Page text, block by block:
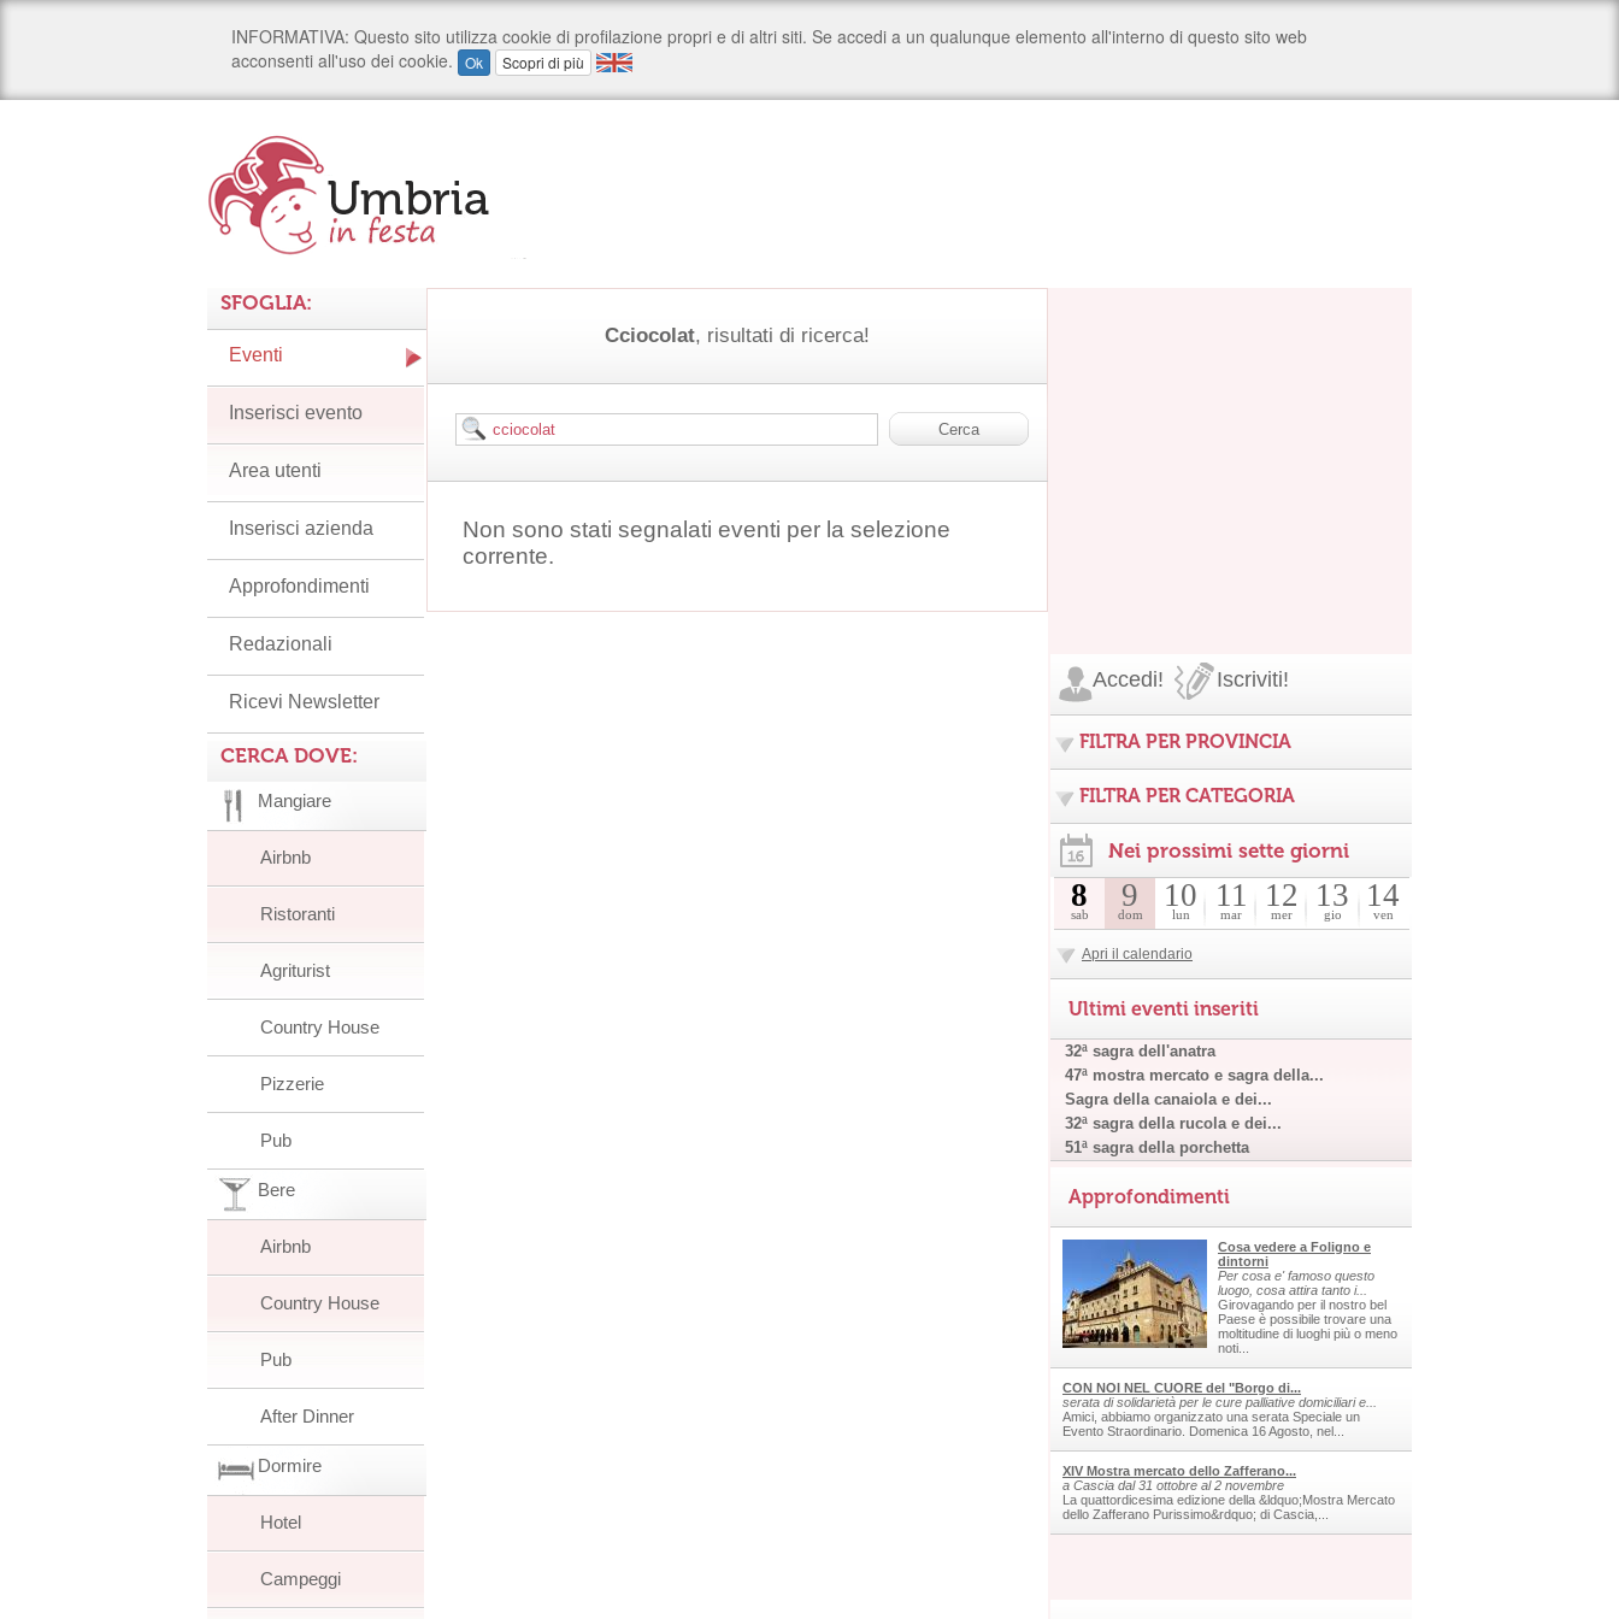
Cciocolat, risultati di ricerca!
Non sono stati segnalati eventi per la selezione
corrente.
SFOGLIA:
Eventi
Inserisci evento
Area utenti
Inserisci azienda
Approfondimenti
Redazionali
Ricevi Newsletter
CERCA DOVE:
Mangiare
Airbnb
Ristoranti
Agriturist
Country House
Pizzerie
Pub
Bere
Airbnb
Country House
Pub
After Dinner
Dormire
Hotel
Campeggi
Accedi! Iscriviti!
FILTRA PER PROVINCIA
FILTRA PER CATEGORIA
Nei prossimi sette giorni
8
sab
9
dom
10
lun
11
mar
12
mer
13
gio
14
ven
Apri il calendario
Ultimi eventi inseriti
32ª sagra dell'anatra
47ª mostra mercato e sagra della...
Sagra della canaiola e dei...
32ª sagra della rucola e dei...
51ª sagra della porchetta
Approfondimenti
Cosa vedere a Foligno e
dintorni
Per cosa e' famoso questo
luogo, cosa attira tanto i...
Girovagando per il nostro bel
Paese è possibile trovare una
moltitudine di luoghi più o meno
noti...
CON NOI NEL CUORE del "Borgo di...
serata di solidarietà per le cure palliative domiciliari e...
Amici, abbiamo organizzato una serata Speciale un
Evento Straordinario. Domenica 16 Agosto, nel...
XIV Mostra mercato dello Zafferano...
a Cascia dal 31 ottobre al 2 novembre
La quattordicesima edizione della &ldquo;Mostra Mercato
dello Zafferano Purissimo&rdquo; di Cascia,...